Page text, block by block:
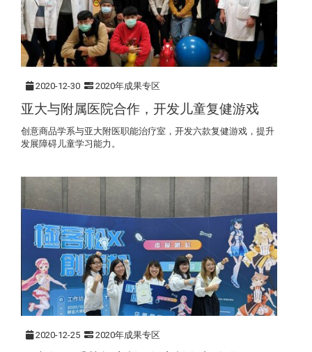
2020-12-30 2020年成果专区
亚大与附属医院合作，开发儿童复健游戏
创意商品学系与亚大附医职能治疗室，开发六款复健游戏，提升
发展障碍儿童学习能力。
2020-12-25 2020年成果专区